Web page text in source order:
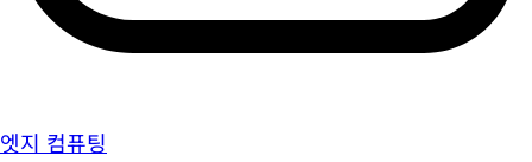
엣지 컴퓨팅